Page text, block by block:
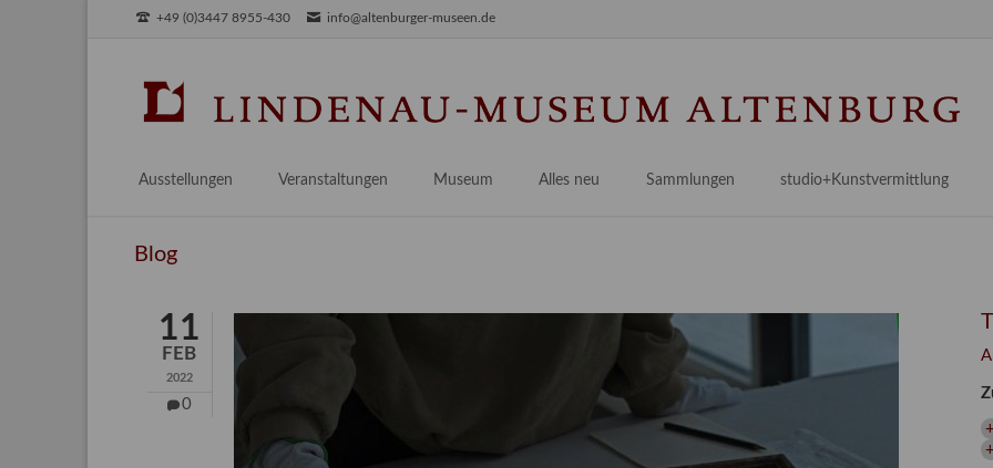
+49 (0)3447 8955-430 info@altenburger-museen.de
Ausstellungen
Aktuell
Veranstaltungen Museum
Praktikum / Praxisprojekt
Alles neu
Provenienzforschung
Kulturelle Vermittlung
Länderübergreifende kulturtouristische Ziele
Sammlungen
Malerei 17.–19. Jh.
Deutsche Malerei 20./21. Jh.
Grafische Sammlung
Kunstbibliothek
studio+Kunstvermittlung
Angebote für Erwachsene
Angebote für Kitas
Blog
11
FEB
2022
0